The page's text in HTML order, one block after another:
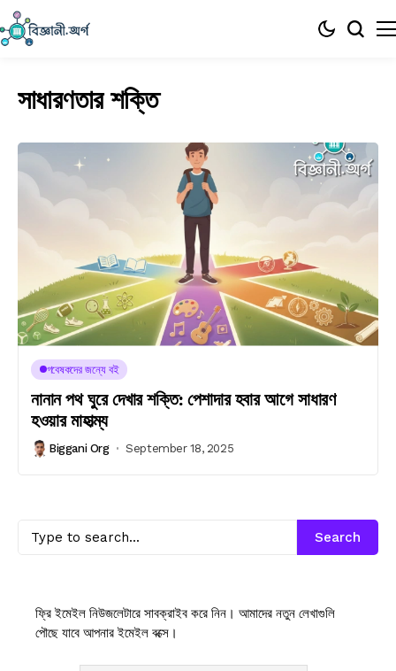
সাধারণতার শক্তি
গবেষকদের জন্যে বই
নানান পথ ঘুরে দেখার শক্তি: পেশাদার হবার আগে সাধারণ
হওয়ার মাহাত্ম্য
Biggani Org September 18, 2025
Search
ফ্রি ইমেইল নিউজলেটারে সাবক্রাইব করে নিন। আমাদের নতুন লেখাগুলি
পৌছে যাবে আপনার ইমেইল বক্সে।